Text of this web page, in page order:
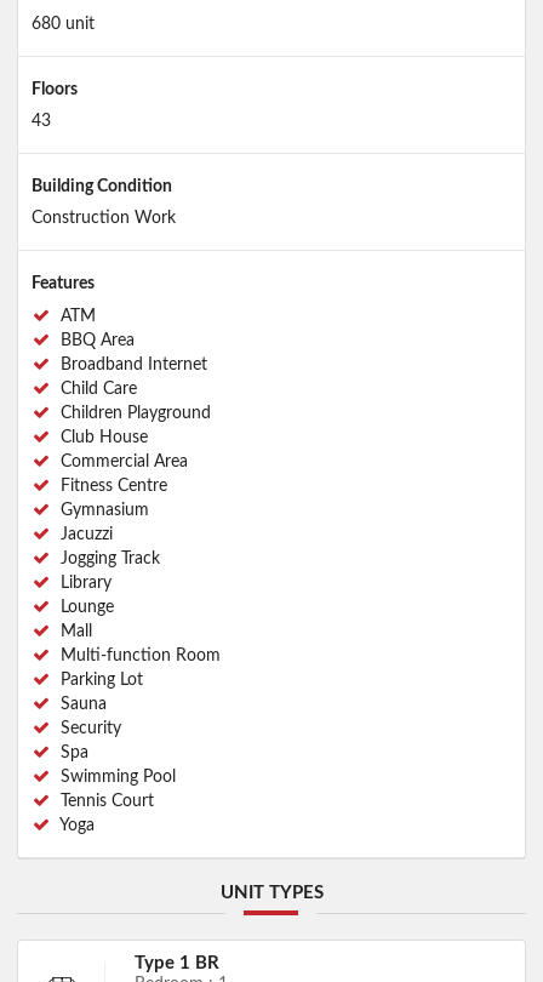
680 unit
Floors
43
Building Condition
Construction Work
Features
ATM
BBQ Area
Broadband Internet
Child Care
Children Playground
Club House
Commercial Area
Fitness Centre
Gymnasium
Jacuzzi
Jogging Track
Library
Lounge
Mall
Multi-function Room
Parking Lot
Sauna
Security
Spa
Swimming Pool
Tennis Court
Yoga
UNIT TYPES
Type 1 BR